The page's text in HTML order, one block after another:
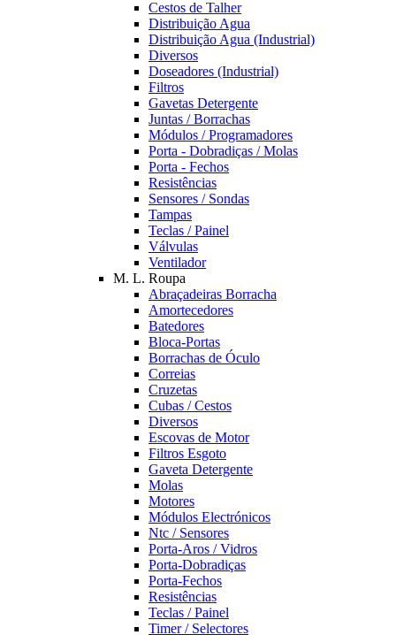
Cestos de Talher
Distribuição Agua
Distribuição Agua (Industrial)
Diversos
Doseadores (Industrial)
Filtros
Gavetas Detergente
Juntas / Borrachas
Módulos / Programadores
Porta - Dobradiças / Molas
Porta - Fechos
Resistências
Sensores / Sondas
Tampas
Teclas / Painel
Válvulas
Ventilador
M. L. Roupa
Abraçadeiras Borracha
Amortecedores
Batedores
Bloca-Portas
Borrachas de Óculo
Correias
Cruzetas
Cubas / Cestos
Diversos
Escovas de Motor
Filtros Esgoto
Gaveta Detergente
Molas
Motores
Módulos Electrónicos
Ntc / Sensores
Porta-Aros / Vidros
Porta-Dobradiças
Porta-Fechos
Resistências
Teclas / Painel
Timer / Selectores